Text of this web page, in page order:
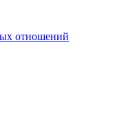
отношений